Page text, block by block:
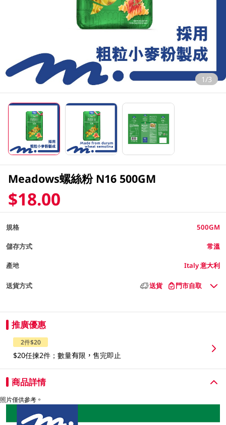
1/3
Meadows螺絲粉 N16 500GM
$18.00
規格 500GM
儲存方式 常溫
產地 Italy 意大利
送貨方式 送貨 門市自取
推廣優惠
2件$20
$20任揀2件；數量有限，售完即止
商品詳情
照片僅供參考。